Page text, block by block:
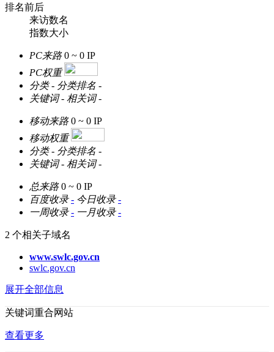
排名前后
来访数名
指数大小
PC来路 0 ~ 0 IP
PC权重
分类 - 分类排名 -
关键词 - 相关词 -
移动来路 0 ~ 0 IP
移动权重
分类 - 分类排名 -
关键词 - 相关词 -
总来路 0 ~ 0 IP
百度收录 - 今日收录 -
一周收录 - 一月收录 -
2 个相关子域名
www.swlc.gov.cn
swlc.gov.cn
展开全部信息
关键词重合网站
查看更多